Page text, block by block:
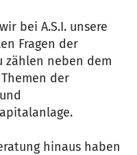
bei A.S.I. unsere
Fragen der
zählen neben dem
der
hinaus haben